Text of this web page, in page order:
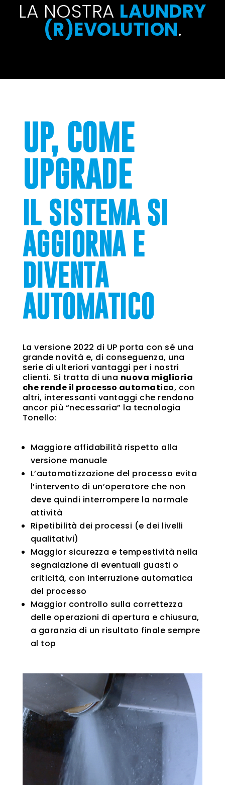
LA NOSTRA LAUNDRY
(R)EVOLUTION.
UP, COME
UPGRADE
IL SISTEMA SI
AGGIORNA E
DIVENTA
AUTOMATICO
La versione 2022 di UP porta con sé una
grande novità e, di conseguenza, una
serie di ulteriori vantaggi per i nostri
clienti. Si tratta di una nuova miglioria
che rende il processo automatico, con
altri, interessanti vantaggi che rendono
ancor più “necessaria” la tecnologia
Tonello:
Maggiore affidabilità rispetto alla
versione manuale
L’automatizzazione del processo evita
l’intervento di un’operatore che non
deve quindi interrompere la normale
attività
Ripetibilità dei processi (e dei livelli
qualitativi)
Maggior sicurezza e tempestività nella
segnalazione di eventuali guasti o
criticità, con interruzione automatica
del processo
Maggior controllo sulla correttezza
delle operazioni di apertura e chiusura,
a garanzia di un risultato finale sempre
al top